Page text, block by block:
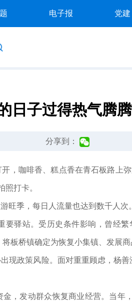
电子报 党建
日子过得热气腾腾
分享到：
咖啡香、糕点香在青石板路上
照打卡。
季，每日人流量也达到数千人次。
站。受历史条件影响，曾经繁
板桥镇确定为恢复小集镇、发展商
政策风险。面对重重顾虑，杨善
发动群众恢复商业经营。当年，